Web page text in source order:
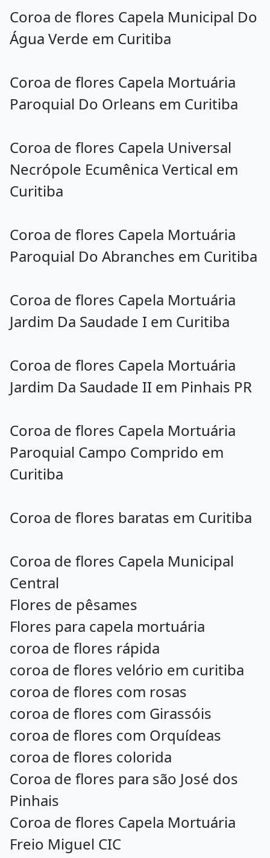
Coroa de flores Capela Municipal Do
Água Verde em Curitiba
Coroa de flores Capela Mortuária
Paroquial Do Orleans em Curitiba
Coroa de flores Capela Universal
Necrópole Ecumênica Vertical em
Curitiba
Coroa de flores Capela Mortuária
Paroquial Do Abranches em Curitiba
Coroa de flores Capela Mortuária
Jardim Da Saudade I em Curitiba
Coroa de flores Capela Mortuária
Jardim Da Saudade II em Pinhais PR
Coroa de flores Capela Mortuária
Paroquial Campo Comprido em
Curitiba
Coroa de flores baratas em Curitiba
Coroa de flores Capela Municipal
Central
Flores de pêsames
Flores para capela mortuária
coroa de flores rápida
coroa de flores velório em curitiba
coroa de flores com rosas
coroa de flores com Girassóis
coroa de flores com Orquídeas
coroa de flores colorida
Coroa de flores para são José dos
Pinhais
Coroa de flores Capela Mortuária
Freio Miguel CIC